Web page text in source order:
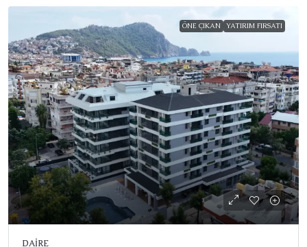
ÖNE ÇIKAN YATIRIM FIRSATI
DAIRE